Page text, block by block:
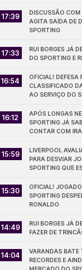
17:39
DISCUSSÃO
AGITA SAÍDA DE
SPORTING
17:33
RUI BORGES JÁ
DO SPORTING E
16:54
OFICIAL! DEFESA
CLASSIFICADO
AO SERVIÇO DO
16:12
APÓS LONGAS
SPORTING JÁ
CONTAR COM
15:59
LIVERPOOL
PARA DESVIAR
SPORTING QUE
15:30
OFICIAL!
SPORTING
RONALDO
14:49
RUI BORGES JÁ
FAZER DE
14:04
VARANDAS BATE
RECORDES E